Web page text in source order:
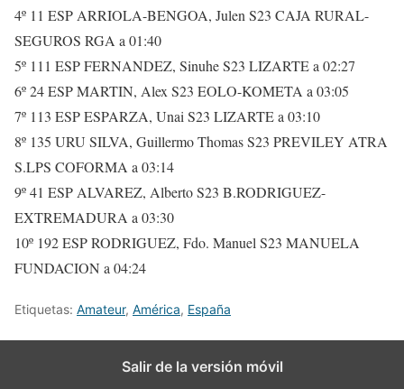
4º 11 ESP ARRIOLA-BENGOA, Julen S23 CAJA RURAL-
SEGUROS RGA a 01:40
5º 111 ESP FERNANDEZ, Sinuhe S23 LIZARTE a 02:27
6º 24 ESP MARTIN, Alex S23 EOLO-KOMETA a 03:05
7º 113 ESP ESPARZA, Unai S23 LIZARTE a 03:10
8º 135 URU SILVA, Guillermo Thomas S23 PREVILEY ATRA
S.LPS COFORMA a 03:14
9º 41 ESP ALVAREZ, Alberto S23 B.RODRIGUEZ-
EXTREMADURA a 03:30
10º 192 ESP RODRIGUEZ, Fdo. Manuel S23 MANUELA
FUNDACION a 04:24
Etiquetas: Amateur, América, España
Salir de la versión móvil